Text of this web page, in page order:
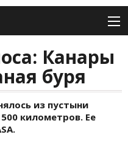
Канары
буря
из пустыни
километров. Ее